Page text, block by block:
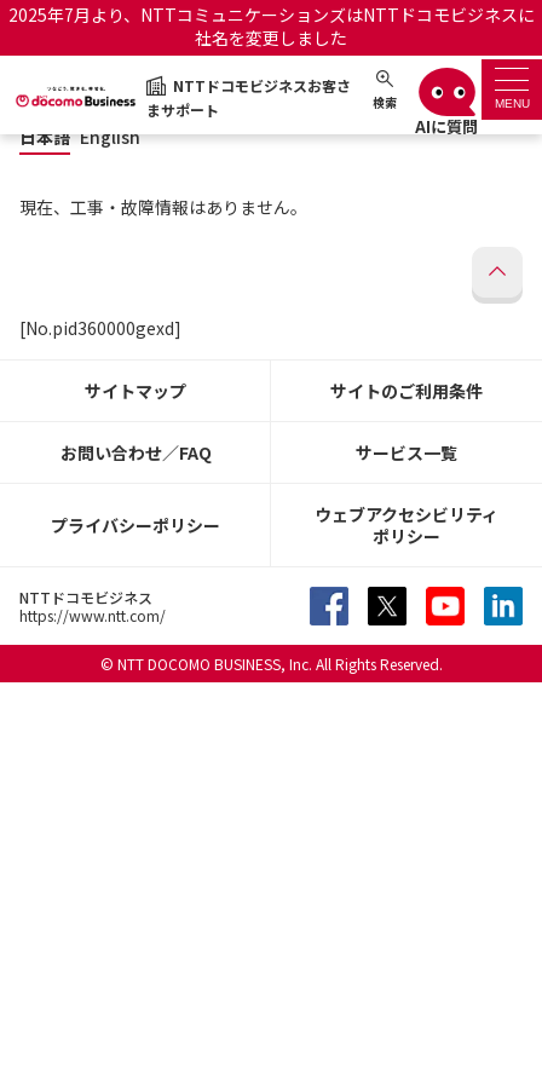
2025年7月より、NTTコミュニケーションズはNTTドコモビジネスに
社名を変更しました
NTTドコモビジネスお客さ
まサポート
検索 MENU
NTTドコモビジネスお客さまサポート 日本語 English
サポートトップ
サービス名から探す
日本語 English
現在、工事・故障情報はありません。
[No.pid360000gexd]
サイトマップ サイトのご利用条件
お問い合わせ／FAQ サービス一覧
プライバシーポリシー
ウェブアクセシビリティ
ポリシー
NTTドコモビジネス
https://www.ntt.com/
© NTT DOCOMO BUSINESS, Inc. All Rights Reserved.